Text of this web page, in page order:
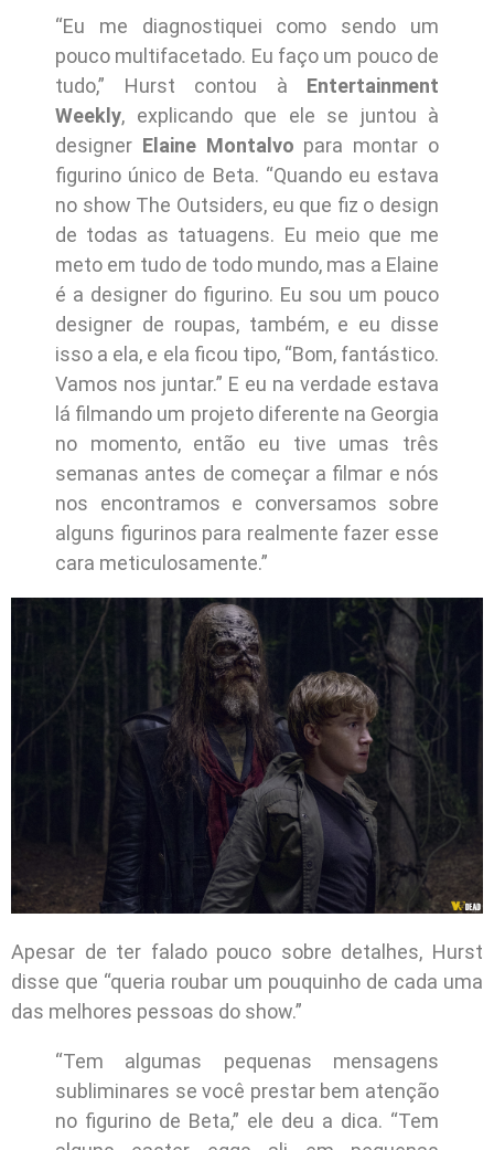
“Eu me diagnostiquei como sendo um
pouco multifacetado. Eu faço um pouco de
tudo,” Hurst contou à Entertainment
Weekly, explicando que ele se juntou à
designer Elaine Montalvo para montar o
figurino único de Beta. “Quando eu estava
no show The Outsiders, eu que fiz o design
de todas as tatuagens. Eu meio que me
meto em tudo de todo mundo, mas a Elaine
é a designer do figurino. Eu sou um pouco
designer de roupas, também, e eu disse
isso a ela, e ela ficou tipo, “Bom, fantástico.
Vamos nos juntar.” E eu na verdade estava
lá filmando um projeto diferente na Georgia
no momento, então eu tive umas três
semanas antes de começar a filmar e nós
nos encontramos e conversamos sobre
alguns figurinos para realmente fazer esse
cara meticulosamente.”
Apesar de ter falado pouco sobre detalhes, Hurst
disse que “queria roubar um pouquinho de cada uma
das melhores pessoas do show.”
“Tem algumas pequenas mensagens
subliminares se você prestar bem atenção
no figurino de Beta,” ele deu a dica. “Tem